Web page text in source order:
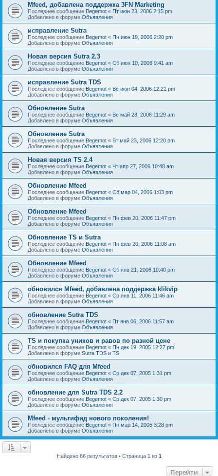
Mfeed, добавлена поддержка 3FN Marketing
Последнее сообщение Begemot « Пт июн 23, 2006 2:15 pm
Добавлено в форуме Объявления
исправление Sutra
Последнее сообщение Begemot « Пн июн 19, 2006 2:20 pm
Добавлено в форуме Объявления
Новая версия Sutra 2.3
Последнее сообщение Begemot « Сб июн 10, 2006 9:41 am
Добавлено в форуме Объявления
исправление Sutra TDS
Последнее сообщение Begemot « Вс июн 04, 2006 12:21 pm
Добавлено в форуме Объявления
Обновление Sutra
Последнее сообщение Begemot « Вс май 28, 2006 11:29 am
Добавлено в форуме Объявления
Обновление Sutra
Последнее сообщение Begemot « Вт май 23, 2006 12:20 pm
Добавлено в форуме Объявления
Новая версия TS 2.4
Последнее сообщение Begemot « Чт апр 27, 2006 10:48 am
Добавлено в форуме Объявления
Обновление Mfeed
Последнее сообщение Begemot « Сб мар 04, 2006 1:03 pm
Добавлено в форуме Объявления
Обновление Mfeed
Последнее сообщение Begemot « Пн фев 20, 2006 11:47 pm
Добавлено в форуме Объявления
Обновление TS и Sutra
Последнее сообщение Begemot « Пн фев 20, 2006 11:08 am
Добавлено в форуме Объявления
Обновление Mfeed
Последнее сообщение Begemot « Сб янв 21, 2006 10:40 pm
Добавлено в форуме Объявления
обновился Mfeed, добавлена поддержка klikvip
Последнее сообщение Begemot « Ср янв 11, 2006 11:46 am
Добавлено в форуме Объявления
обновление Sutra TDS
Последнее сообщение Begemot « Пт янв 06, 2006 11:57 am
Добавлено в форуме Объявления
TS и покупка уников и равов по разной цене
Последнее сообщение Begemot « Пн дек 19, 2005 12:27 pm
Добавлено в форуме Sutra TDS и TS
обновился FAQ для Mfeed
Последнее сообщение Begemot « Ср дек 07, 2005 1:31 pm
Добавлено в форуме Объявления
обновление для Sutra TDS 2.2
Последнее сообщение Begemot « Ср дек 07, 2005 1:30 pm
Добавлено в форуме Объявления
Mfeed - мультифид нового поколения!
Последнее сообщение Begemot « Пн мар 14, 2005 3:28 pm
Добавлено в форуме Объявления
Найдено 86 результатов • Страница 1 из 1
Перейти